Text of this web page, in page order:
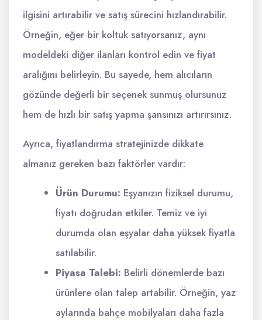
ilgisini artırabilir ve satış sürecini hızlandırabilir.
Örneğin, eğer bir koltuk satıyorsanız, aynı
modeldeki diğer ilanları kontrol edin ve fiyat
aralığını belirleyin. Bu sayede, hem alıcıların
gözünde değerli bir seçenek sunmuş olursunuz
hem de hızlı bir satış yapma şansınızı artırırsınız.
Ayrıca, fiyatlandırma stratejinizde dikkate
almanız gereken bazı faktörler vardır:
Ürün Durumu: Eşyanızın fiziksel durumu,
fiyatı doğrudan etkiler. Temiz ve iyi
durumda olan eşyalar daha yüksek fiyatla
satılabilir.
Piyasa Talebi: Belirli dönemlerde bazı
ürünlere olan talep artabilir. Örneğin, yaz
aylarında bahçe mobilyaları daha fazla